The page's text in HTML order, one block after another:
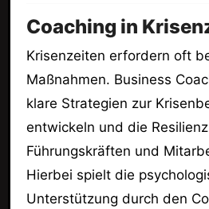
Coaching in
Krisenzeiten erfordern oft
Maßnahmen. Business
klare Strategien zur
entwickeln und die
Führungskräften und
Hierbei spielt die
Unterstützung durch den